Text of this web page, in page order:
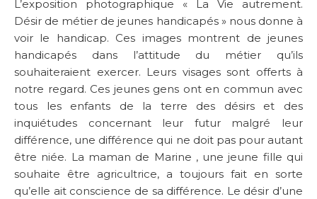
L’exposition photographique « La Vie autrement.
Désir de métier de jeunes handicapés » nous donne à
voir le handicap. Ces images montrent de jeunes
handicapés dans l’attitude du métier qu’ils
souhaiteraient exercer. Leurs visages sont offerts à
notre regard. Ces jeunes gens ont en commun avec
tous les enfants de la terre des désirs et des
inquiétudes concernant leur futur malgré leur
différence, une différence qui ne doit pas pour autant
être niée. La maman de Marine , une jeune fille qui
souhaite être agricultrice, a toujours fait en sorte
qu’elle ait conscience de sa différence. Le désir d’une